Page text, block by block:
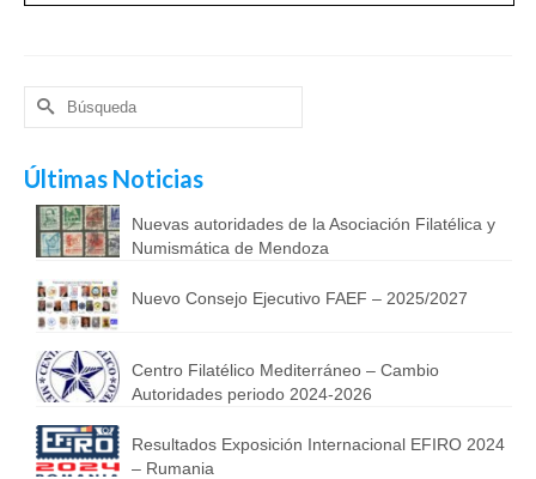
Buscar
por:
Últimas Noticias
Nuevas autoridades de la Asociación Filatélica y
Numismática de Mendoza
Nuevo Consejo Ejecutivo FAEF – 2025/2027
Centro Filatélico Mediterráneo – Cambio
Autoridades periodo 2024-2026
Resultados Exposición Internacional EFIRO 2024
– Rumania